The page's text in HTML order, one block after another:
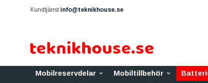
Kundtjänst info@teknikhouse.se
Mobilreservdelar Mobiltillbehör